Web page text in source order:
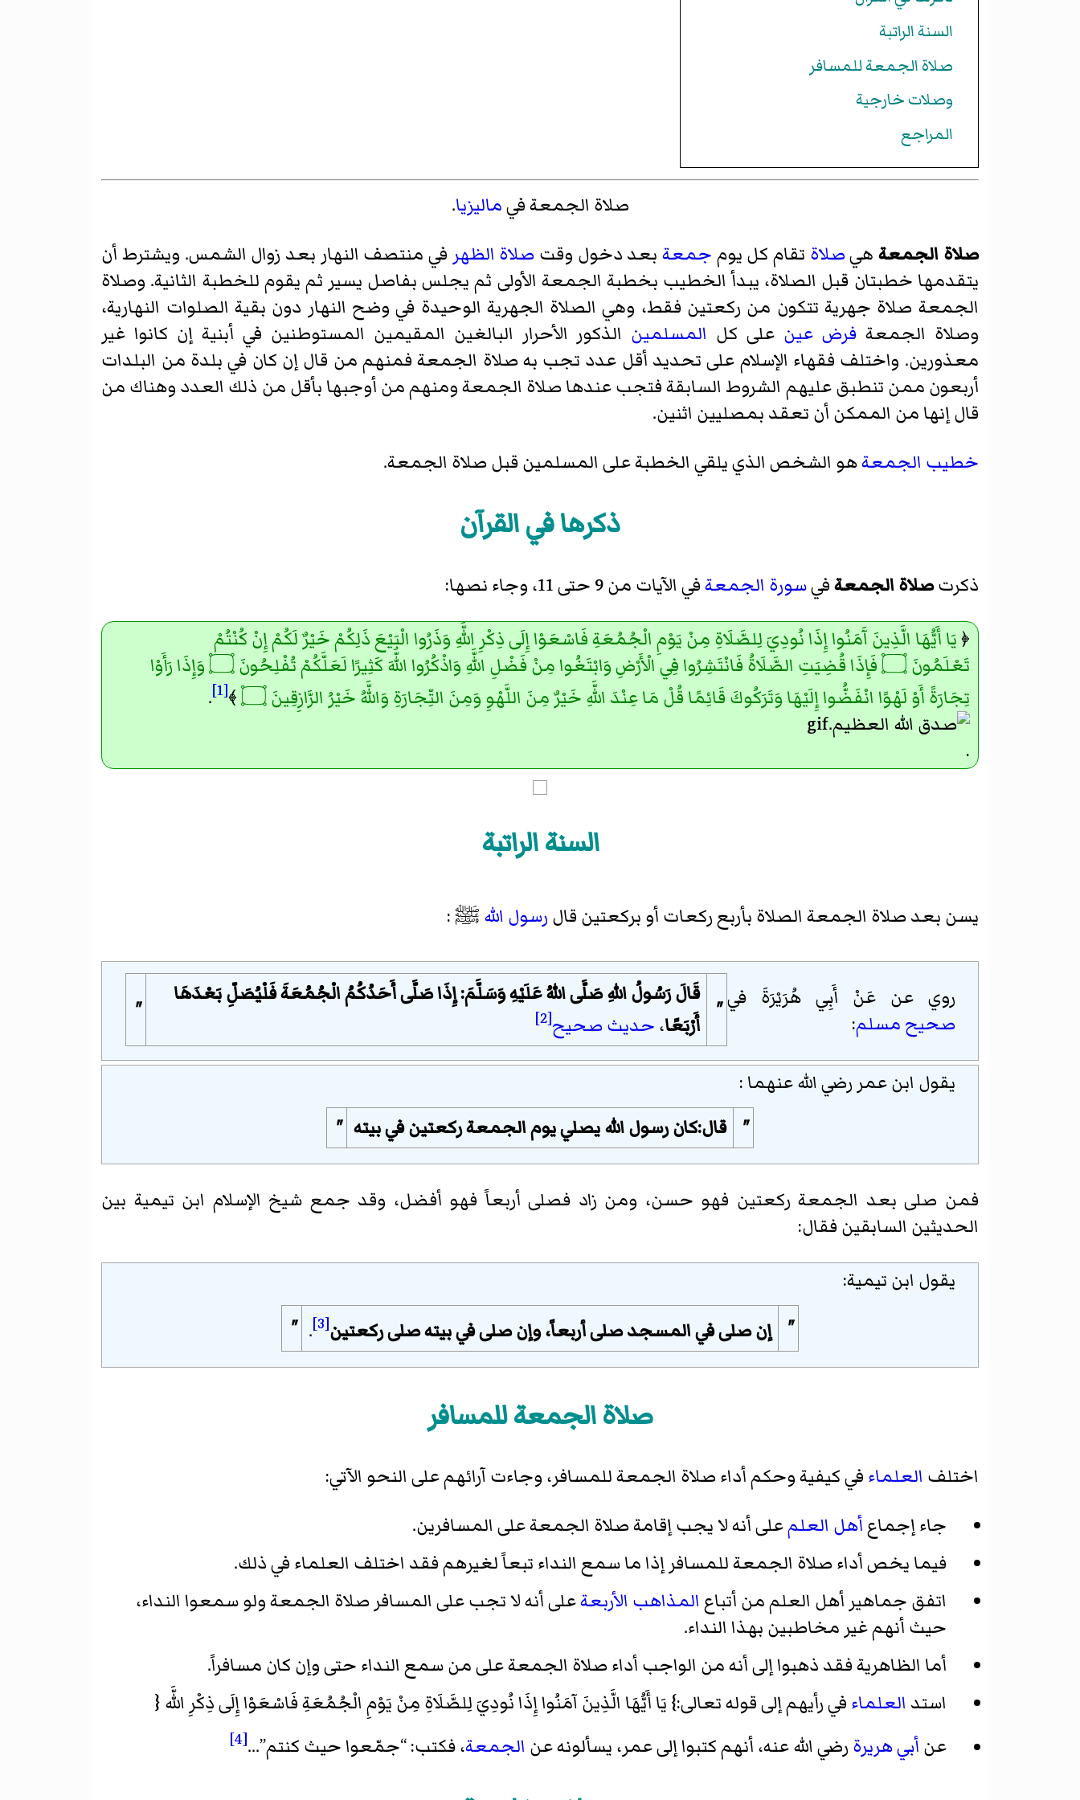
السنة الراتبة
صلاة الجمعة للمسافر
وصلات خارجية
المراجع
صلاة الجمعة فيماليزيا.
صلاة الجمعةهيصلاة تقام كل يوم جمعةبعد دخول وقت صلاة الظهر في منتصف النهار بعد زوال الشمس. ويشترط أن
يتقدمها خطبتان قبل الصلاة، يبدأ الخطيب بخطبة الجمعة الأولى ثم يجلس بفاصل يسير ثم يقوم للخطبة الثانية. وصلاة
الجمعة صلاة جهرية تتكون من ركعتين فقط، وهي الصلاة الجهرية الوحيدة في وضح النهار دون بقية الصلوات النهارية،
وصلاة الجمعة فرض عين على كل المسلمين الذكور الأحرار البالغين المقيمين المستوطنين في أبنية إن كانوا غير
معذورين. واختلف فقهاء الإسلام على تحديد أقل عدد تجب به صلاة الجمعة فمنهم من قال إن كان في بلدة من البلدات
أربعون ممن تنطبق عليهم الشروط السابقة فتجب عندها صلاة الجمعة ومنهم من أوجبها بأقل من ذلك العدد وهناك من
قال إنها من الممكن أن تعقد بمصليين اثنين.
خطيب الجمعةهو الشخص الذي يلقي الخطبة على المسلمين قبل صلاة الجمعة.
ذكرها في القرآن
ذكرتصلاة الجمعةفيسورة الجمعةفي الآيات من 9 حتى 11، وجاء نصها:
﴿يَا أَيُّهَا الَّذِينَ آَمَنُوا إِذَا نُودِيَ لِلصَّلَاةِ مِنْ يَوْمِ الْجُمُعَةِ فَاسْعَوْا إِلَى ذِكْرِ اللَّهِ وَذَرُوا الْبَيْعَ ذَلِكُمْ خَيْرٌ لَكُمْ إِنْ كُنْتُمْ
تَعْلَمُونَ ۝ فَإِذَا قُضِيَتِ الصَّلَاةُ فَانْتَشِرُوا فِي الْأَرْضِ وَابْتَغُوا مِنْ فَضْلِ اللَّهِ وَاذْكُرُوا اللَّهَ كَثِيرًا لَعَلَّكُمْ تُفْلِحُونَ ۝ وَإِذَا رَأَوْا
تِجَارَةً أَوْ لَهْوًا انْفَضُّوا إِلَيْهَا وَتَرَكُوكَ قَائِمًا قُلْ مَا عِنْدَ اللَّهِ خَيْرٌ مِنَ اللَّهْوِ وَمِنَ التِّجَارَةِ وَاللَّهُ خَيْرُ الرَّازِقِينَ ۝
﴾[1]
.
.
السنة الراتبة
يسن بعد صلاة الجمعة الصلاة بأربع ركعات أو بركعتين قال رسول الله ﷺ:
روي عن عَنْ أَبِي هُرَيْرَةَ في
صحيح مسلم:
"
قَالَ رَسُولُ اللهِ صَلَّى اللهُ عَلَيْهِ وَسَلَّمَ: إِذَا صَلَّى أَحَدُكُمُ الْجُمُعَةَ فَلْيُصَلِّ بَعْدَهَا
أَرْبَعًا، حديث صحيح[2]
"
يقول ابن عمر رضي الله عنهما :
"
قال:كان رسول الله يصلي يوم الجمعة ركعتين في بيته "
فمن صلى بعد الجمعة ركعتين فهو حسن، ومن زاد فصلى أربعاً فهو أفضل، وقد جمع شيخ الإسلام ابن تيمية بين
الحديثين السابقين فقال:
يقول ابن تيمية:
"
إن صلى في المسجد صلى أربعاً، وإن صلى في بيته صلى ركعتين[3]
.
"
صلاة الجمعة للمسافر
اختلف العلماء في كيفية وحكم أداء صلاة الجمعة للمسافر، وجاءت آرائهم على النحو الآتي:
جاء إجماع أهل العلمعلى أنه لا يجب إقامة صلاة الجمعة على المسافرين.
فيما يخص أداء صلاة الجمعة للمسافر إذا ما سمع النداء تبعاً لغيرهم فقد اختلف العلماء في ذلك.
اتفق جماهير أهل العلم من أتباع المذاهب الأربعةعلى أنه لا تجب على المسافر صلاة الجمعة ولو سمعوا النداء،
حيث أنهم غير مخاطبين بهذا النداء.
أما الظاهرية فقد ذهبوا إلى أنه من الواجب أداء صلاة الجمعة على من سمع النداء حتى وإن كان مسافراً.
استد العلماء في رأيهم إلى قوله تعالى:} يَا أَيُّهَا الَّذِينَ آمَنُوا إِذَا نُودِيَ لِلصَّلَاةِ مِنْ يَوْمِ الْجُمُعَةِ فَاسْعَوْا إِلَى ذِكْرِ اللَّه {
عن أبي هريرة رضي الله عنه، أنهم كتبوا إلى عمر، يسألونه عن الجمعة، فكتب: “جمّعوا حيث كنتم”...[4]